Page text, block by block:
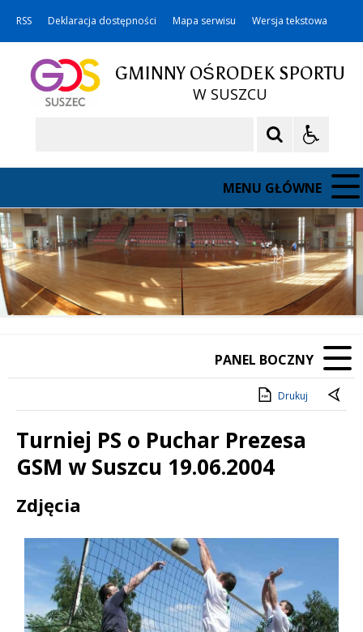
RSS Deklaracja dostępności Mapa serwisu Wersja tekstowa
GMINNY OŚRODEK SPORTU
W SUSZCU
MENU GŁÓWNE
PANEL BOCZNY
Drukuj
Turniej PS o Puchar Prezesa
GSM w Suszcu 19.06.2004
Treść
Zdjęcia